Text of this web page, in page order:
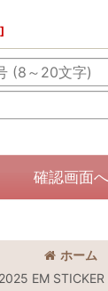
]
確認画面へ
ホーム
EM